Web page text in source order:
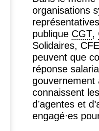
organisations
publique CGT,
Solidaires, CFE
peuvent que
réponse
gouvernement
connaissent
d’agentes et
engagé⋅es